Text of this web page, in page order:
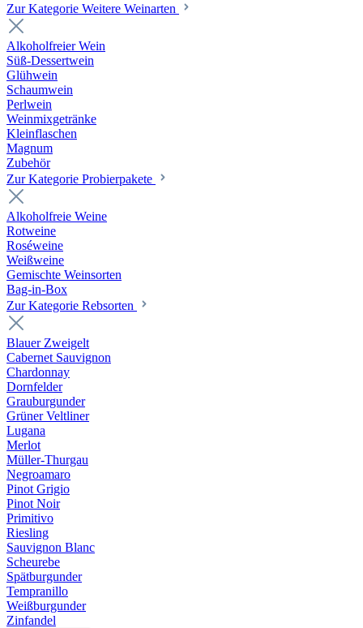
Zur Kategorie Weitere Weinarten
Alkoholfreier Wein
Süß-Dessertwein
Glühwein
Schaumwein
Perlwein
Weinmixgetränke
Kleinflaschen
Magnum
Zubehör
Zur Kategorie Probierpakete
Alkoholfreie Weine
Rotweine
Roséweine
Weißweine
Gemischte Weinsorten
Bag-in-Box
Zur Kategorie Rebsorten
Blauer Zweigelt
Cabernet Sauvignon
Chardonnay
Dornfelder
Grauburgunder
Grüner Veltliner
Lugana
Merlot
Müller-Thurgau
Negroamaro
Pinot Grigio
Pinot Noir
Primitivo
Riesling
Sauvignon Blanc
Scheurebe
Spätburgunder
Tempranillo
Weißburgunder
Zinfandel